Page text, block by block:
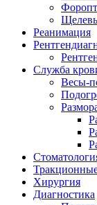
Реанимация
Служба
Весы-
Хирургия
Диагностика